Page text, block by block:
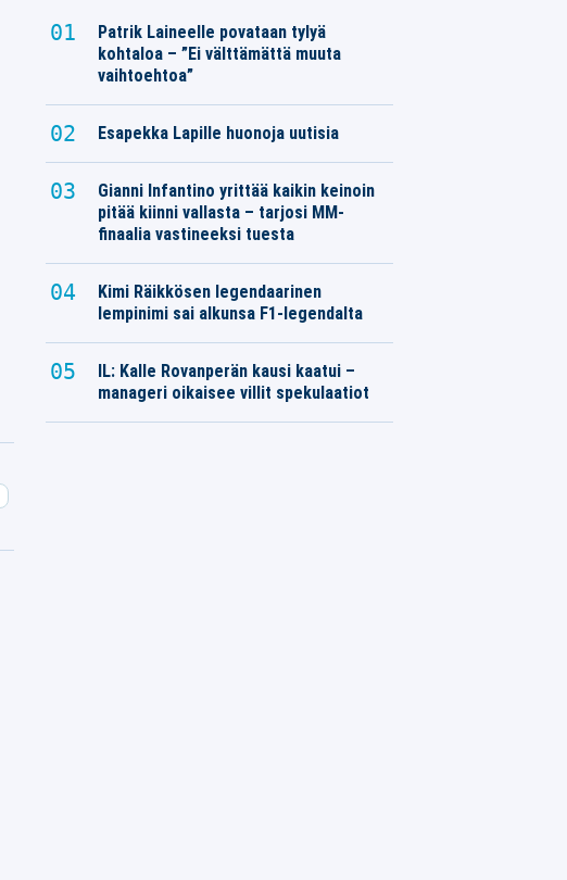
Patrik Laineelle povataan tylyä
kohtaloa – ”Ei välttämättä muuta
vaihtoehtoa”
Esapekka Lapille huonoja uutisia
Gianni Infantino yrittää kaikin keinoin
pitää kiinni vallasta – tarjosi MM-
finaalia vastineeksi tuesta
Kimi Räikkösen legendaarinen
lempinimi sai alkunsa F1-legendalta
IL: Kalle Rovanperän kausi kaatui –
manageri oikaisee villit spekulaatiot